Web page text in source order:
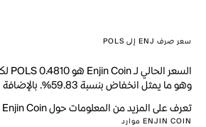
سعر صرف ENJ إلى POLS
وهو ما يمثل انخفاض بنسبة 59.83%. بالإضافة إلى ذلك، تم تداول 1.129M من ENJ خلال اليوم الماضي.
تعرف على المزيد من المعلومات حول Enjin Coin هنا.
ENJIN COIN موارد